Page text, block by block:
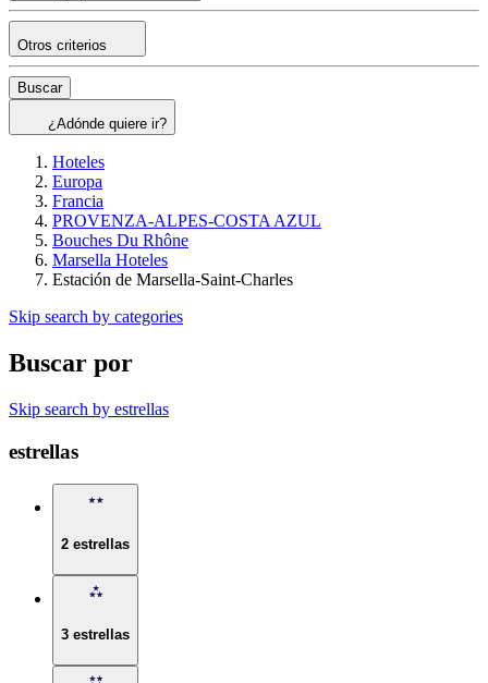
Otros criterios
Buscar
¿Adónde quiere ir?
Hoteles
Europa
Francia
PROVENZA-ALPES-COSTA AZUL
Bouches Du Rhône
Marsella Hoteles
Estación de Marsella-Saint-Charles
Skip search by categories
Buscar por
Skip search by estrellas
estrellas
2 estrellas
3 estrellas